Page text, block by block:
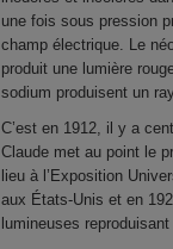
une fois sous pression
champ électrique. Le
produit une lumière
sodium produisent un
C’est en 1912, il y a
Claude met au point le
lieu à l’Exposition
aux États-Unis et en
lumineuses